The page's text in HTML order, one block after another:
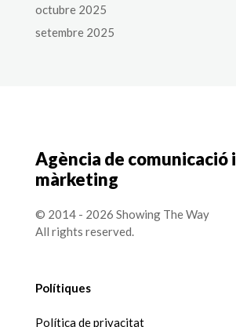
octubre 2025
setembre 2025
Agència de comunicació i
màrketing
© 2014 - 2026 Showing The Way
All rights reserved.
Polítiques
Política de privacitat